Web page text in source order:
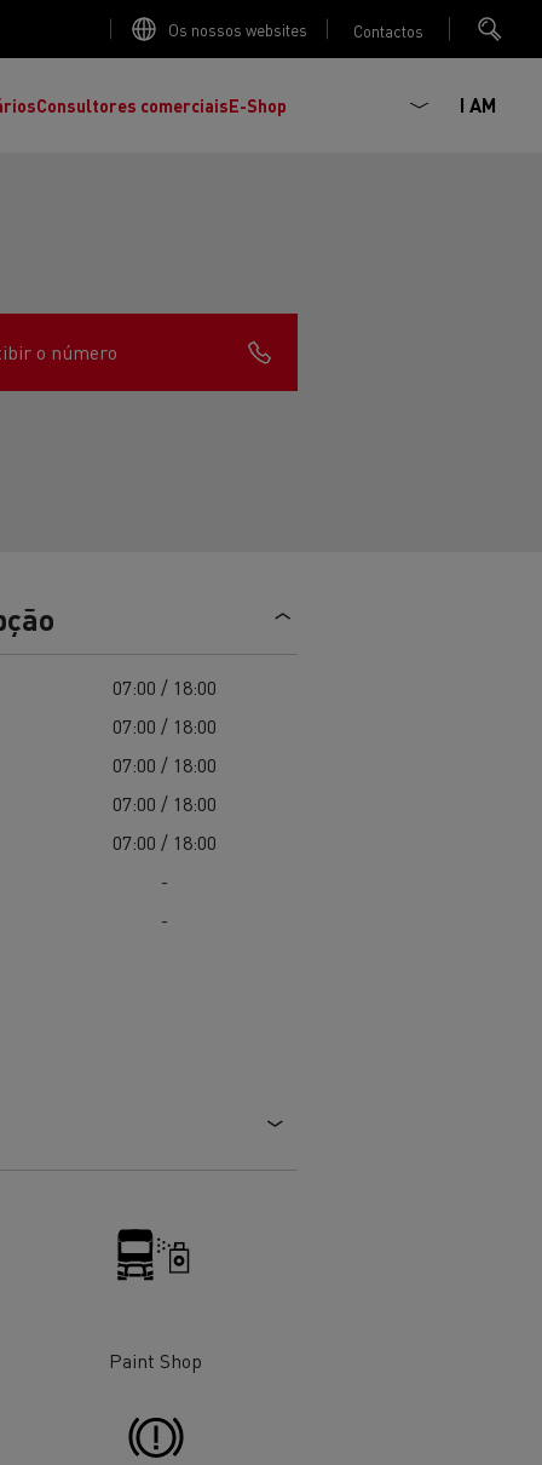
Os nossos websites Contactos
Smart Racer
os seus Camiões
Consultores comerciaisE-Shop I AM
o número
07:00 / 18:00
07:00 / 18:00
07:00 / 18:00
07:00 / 18:00
07:00 / 18:00
-
-
Paint Shop